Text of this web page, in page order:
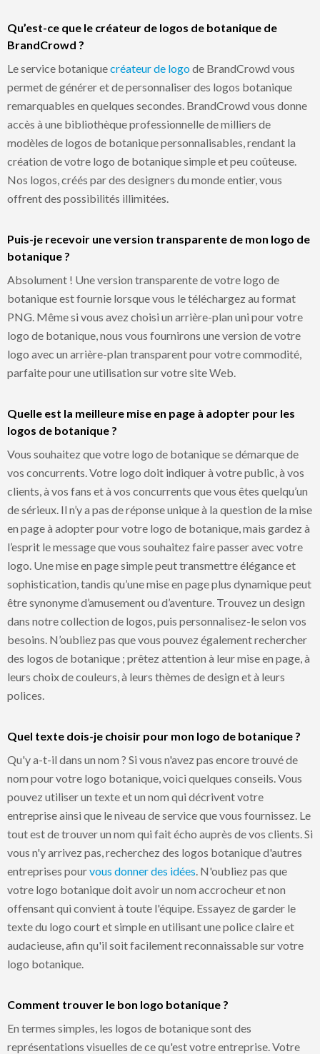
Qu’est-ce que le créateur de logos de botanique de
BrandCrowd ?
Le service botaniquecréateur de logode BrandCrowd vous
permet de générer et de personnaliser des logos botanique
remarquables en quelques secondes. BrandCrowd vous donne
accès à une bibliothèque professionnelle de milliers de
modèles de logos de botanique personnalisables, rendant la
création de votre logo de botanique simple et peu coûteuse.
Nos logos, créés par des designers du monde entier, vous
offrent des possibilités illimitées.
Puis-je recevoir une version transparente de mon logo de
botanique ?
Absolument ! Une version transparente de votre logo de
botanique est fournie lorsque vous le téléchargez au format
PNG. Même si vous avez choisi un arrière-plan uni pour votre
logo de botanique, nous vous fournirons une version de votre
logo avec un arrière-plan transparent pour votre commodité,
parfaite pour une utilisation sur votre site Web.
Quelle est la meilleure mise en page à adopter pour les
logos de botanique ?
Vous souhaitez que votre logo de botanique se démarque de
vos concurrents. Votre logo doit indiquer à votre public, à vos
clients, à vos fans et à vos concurrents que vous êtes quelqu’un
de sérieux. Il n’y a pas de réponse unique à la question de la mise
en page à adopter pour votre logo de botanique, mais gardez à
l’esprit le message que vous souhaitez faire passer avec votre
logo. Une mise en page simple peut transmettre élégance et
sophistication, tandis qu’une mise en page plus dynamique peut
être synonyme d’amusement ou d’aventure. Trouvez un design
dans notre collection de logos, puis personnalisez-le selon vos
besoins. N’oubliez pas que vous pouvez également rechercher
des logos de botanique ; prêtez attention à leur mise en page, à
leurs choix de couleurs, à leurs thèmes de design et à leurs
polices.
Quel texte dois-je choisir pour mon logo de botanique ?
Qu'y a-t-il dans un nom ? Si vous n'avez pas encore trouvé de
nom pour votre logo botanique, voici quelques conseils. Vous
pouvez utiliser un texte et un nom qui décrivent votre
entreprise ainsi que le niveau de service que vous fournissez. Le
tout est de trouver un nom qui fait écho auprès de vos clients. Si
vous n'y arrivez pas, recherchez des logos botanique d'autres
entreprises pourvous donner des idées . N'oubliez pas que
votre logo botanique doit avoir un nom accrocheur et non
offensant qui convient à toute l'équipe. Essayez de garder le
texte du logo court et simple en utilisant une police claire et
audacieuse, afin qu'il soit facilement reconnaissable sur votre
logo botanique.
Comment trouver le bon logo botanique ?
En termes simples, les logos de botanique sont des
représentations visuelles de ce qu'est votre entreprise. Votre